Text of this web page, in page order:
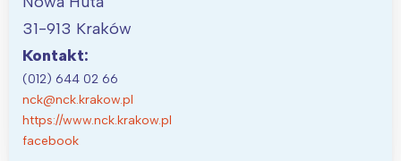
31-913 Kraków
Kontakt:
(012) 644 02 66
nck@nck.krakow.pl
https://www.nck.krakow.pl
facebook